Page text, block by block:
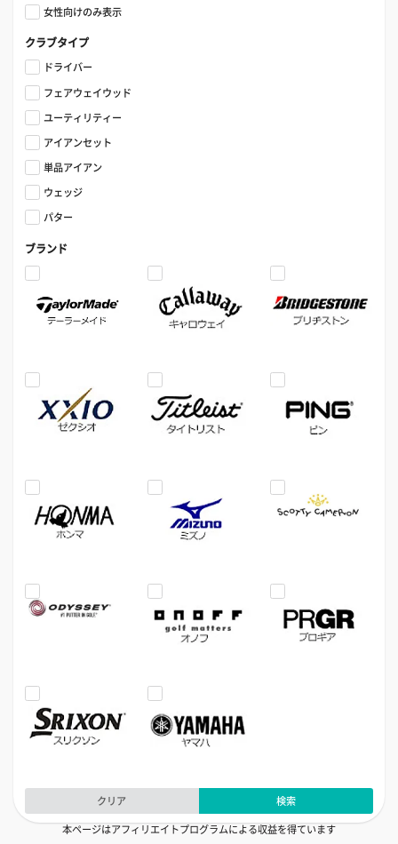
女性向けのみ表示
クラブタイプ
ドライバー
フェアウェイウッド
ユーティリティー
アイアンセット
単品アイアン
ウェッジ
パター
ブランド
クリア
検索
本ページはアフィリエイトプログラムによる収益を得ています